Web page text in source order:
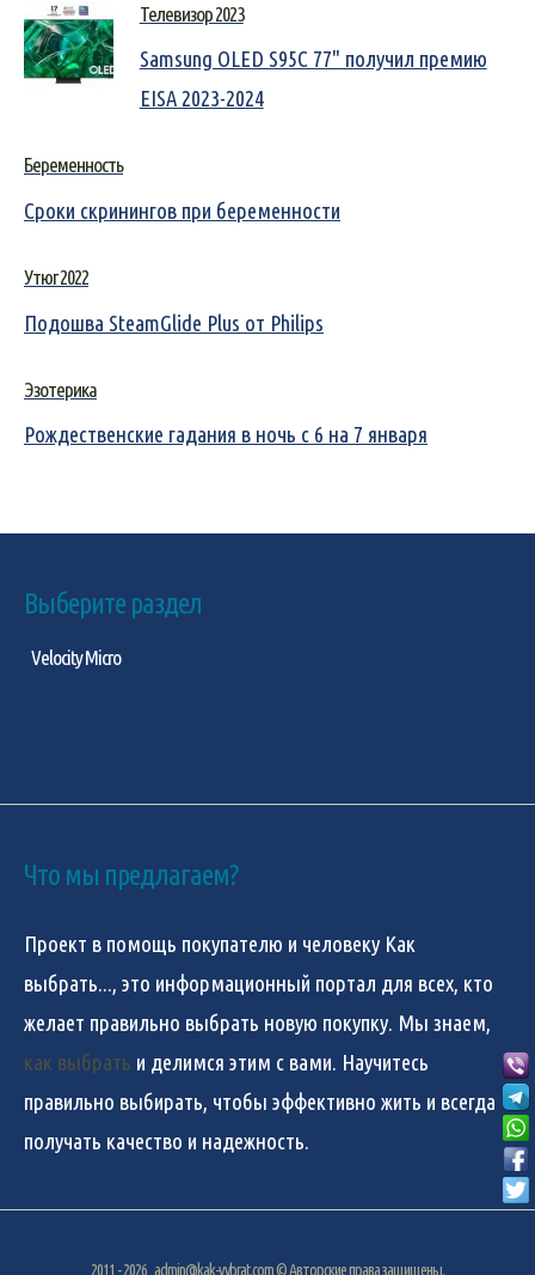
Телевизор 2023
Samsung OLED S95C 77" получил премию
EISA 2023-2024
Беременность
Сроки скринингов при беременности
Утюг 2022
Подошва SteamGlide Plus от Philips
Эзотерика
Рождественские гадания в ночь с 6 на 7 января
Выберите раздел
Velocity Micro
Что мы предлагаем?
Проект в помощь покупателю и человеку Как
выбрать..., это информационный портал для всех, кто
желает правильно выбрать новую покупку. Мы знаем,
как выбрать и делимся этим с вами. Научитесь
правильно выбирать, чтобы эффективно жить и всегда
получать качество и надежность.
2011 - 2026 admin@kak-vybrat.com© Авторские права защищены.